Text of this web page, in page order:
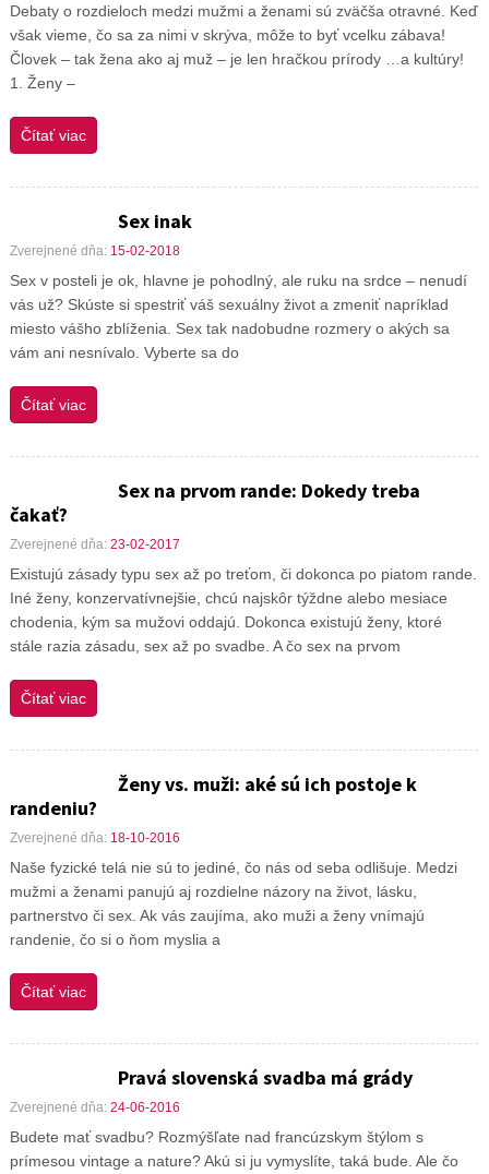
Debaty o rozdieloch medzi mužmi a ženami sú zväčša otravné. Keď
však vieme, čo sa za nimi v skrýva, môže to byť vcelku zábava!
Človek – tak žena ako aj muž – je len hračkou prírody …a kultúry!
1. Ženy –
Čítať viac
Sex inak
Zverejnené dňa: 15-02-2018
Sex v posteli je ok, hlavne je pohodlný, ale ruku na srdce – nenudí
vás už? Skúste si spestriť váš sexuálny život a zmeniť napríklad
miesto vášho zblíženia. Sex tak nadobudne rozmery o akých sa
vám ani nesnívalo. Vyberte sa do
Čítať viac
Sex na prvom rande: Dokedy treba
čakať?
Zverejnené dňa: 23-02-2017
Existujú zásady typu sex až po treťom, či dokonca po piatom rande.
Iné ženy, konzervatívnejšie, chcú najskôr týždne alebo mesiace
chodenia, kým sa mužovi oddajú. Dokonca existujú ženy, ktoré
stále razia zásadu, sex až po svadbe. A čo sex na prvom
Čítať viac
Ženy vs. muži: aké sú ich postoje k
randeniu?
Zverejnené dňa: 18-10-2016
Naše fyzické telá nie sú to jediné, čo nás od seba odlišuje. Medzi
mužmi a ženami panujú aj rozdielne názory na život, lásku,
partnerstvo či sex. Ak vás zaujíma, ako muži a ženy vnímajú
randenie, čo si o ňom myslia a
Čítať viac
Pravá slovenská svadba má grády
Zverejnené dňa: 24-06-2016
Budete mať svadbu? Rozmýšľate nad francúzskym štýlom s
prímesou vintage a nature? Akú si ju vymyslíte, taká bude. Ale čo